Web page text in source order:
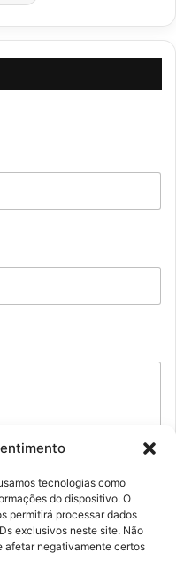
tecnologias como
do dispositivo. O
permitirá processar dados
exclusivos neste site. Não
afetar negativamente certos